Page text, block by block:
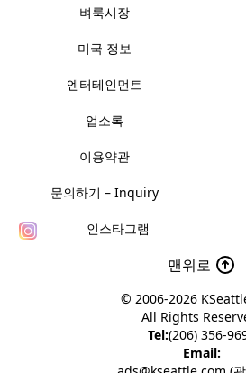
벼룩시장
미국 정보
엔터테인먼트
업소록
이용약관
문의하기 – Inquiry
인스타그램
맨위로
© 2006-2026
All Rights
Tel:(206) 356-
Email: